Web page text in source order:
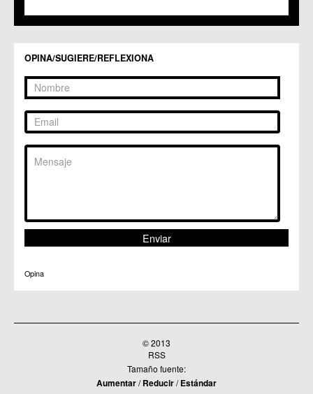
C.C. Zarandona
OPINA/SUGIERE/REFLEXIONA
Opina
© 2013
RSS
Tamaño fuente:
Aumentar/Reducir/Estándar